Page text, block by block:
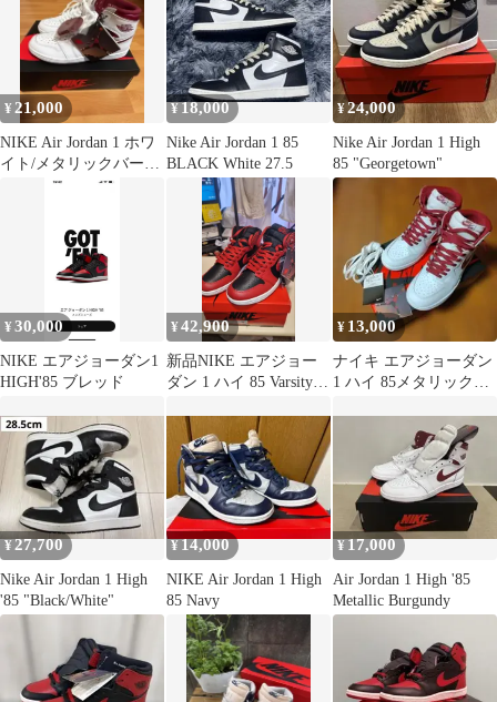
27cm BQ4422-001
¥ 21,000
NIKE Air Jordan 1 ホワ
イト/メタリックバーガ
¥18,000
Nike Air Jordan 1 85
BLACK White 27.5
¥24,000
Nike Air Jordan 1 High
85 "Georgetown"
¥30,000
NIKE エアジョーダン1
HIGH'85 ブレッド
¥42,900
新品NIKE エアジョー
ダン 1 ハイ 85 Varsity
¥ 13,000
ナイキ エアジョーダン
1 ハイ 85メタリックバ
¥27,700
Nike Air Jordan 1 High
'85 "Black/White"
¥14,000
NIKE Air Jordan 1 High
85 Navy
¥17,000
Air Jordan 1 High '85
Metallic Burgundy